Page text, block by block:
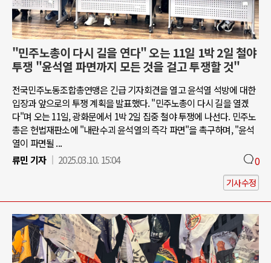
"민주노총이 다시 길을 연다" 오는 11일 1박 2일 철야
투쟁 "윤석열 파면까지 모든 것을 걸고 투쟁할 것"
전국민주노동조합총연맹은 긴급 기자회견을 열고 윤석열 석방에 대한
입장과 앞으로의 투쟁 계획을 발표했다. "민주노총이 다시 길을 열겠
다"며 오는 11일, 광화문에서 1박 2일 집중 철야 투쟁에 나선다. 민주노
총은 헌법재판소에 "내란수괴 윤석열의 즉각 파면"을 촉구하며, "윤석
열이 파면될 ...
류민 기자
2025.03.10. 15:04 0
기사수정